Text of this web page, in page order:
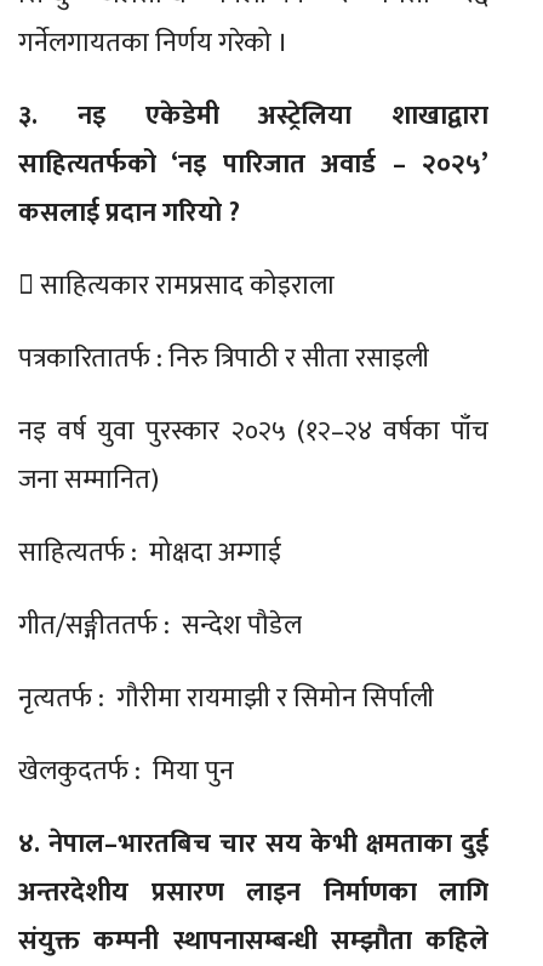
गर्नेलगायतका निर्णय गरेको ।
३. नइ एकेडेमी अस्ट्रेलिया शाखाद्वारा
साहित्यतर्फको ‘नइ पारिजात अवार्ड – २०२५’
कसलाई प्रदान गरियो ?
 साहित्यकार रामप्रसाद कोइराला
पत्रकारितातर्फ : निरु त्रिपाठी र सीता रसाइली
नइ वर्ष युवा पुरस्कार २०२५ (१२–२४ वर्षका पाँच
जना सम्मानित)
साहित्यतर्फ : मोक्षदा अम्गाई
गीत/सङ्गीततर्फ : सन्देश पौडेल
नृत्यतर्फ : गौरीमा रायमाझी र सिमोन सिर्पाली
खेलकुदतर्फ : मिया पुन
४. नेपाल–भारतबिच चार सय केभी क्षमताका दुई
अन्तरदेशीय प्रसारण लाइन निर्माणका लागि
संयुक्त कम्पनी स्थापनासम्बन्धी सम्झौता कहिले